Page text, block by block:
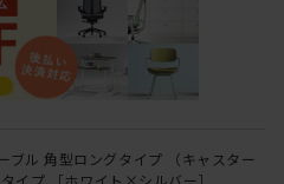
ブル 角型ロングタイプ （キャスター
イプ ［ホワイト×シルバー］